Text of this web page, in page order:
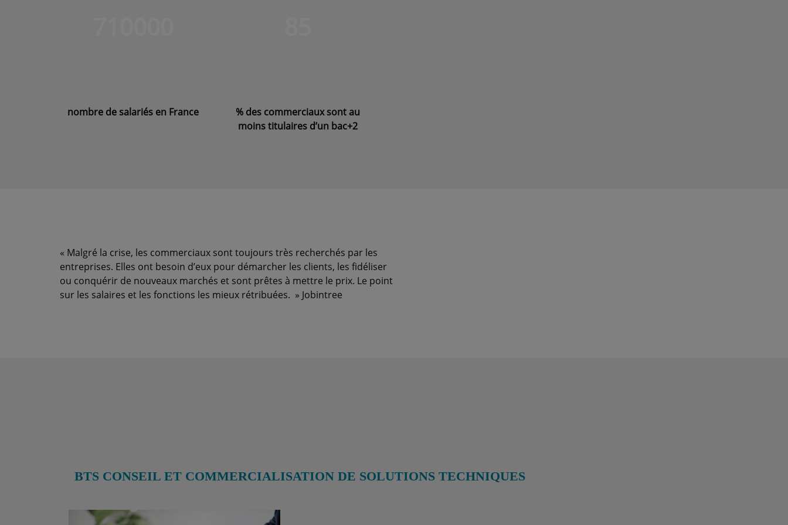
nombre de salariés en France
% des commerciaux sont au
moins titulaires d’un bac+2
« Malgré la crise, les commerciaux sont toujours très recherchés par les
entreprises. Elles ont besoin d’eux pour démarcher les clients, les fidéliser
ou conquérir de nouveaux marchés et sont prêtes à mettre le prix. Le point
sur les salaires et les fonctions les mieux rétribuées. » Jobintree
BTS CONSEIL ET COMMERCIALISATION DE SOLUTIONS TECHNIQUES